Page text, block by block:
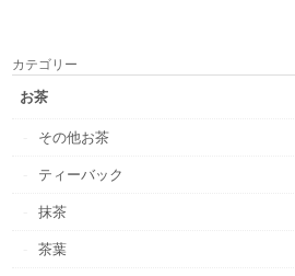
カテゴリー
お茶
その他お茶
ティーバック
抹茶
茶葉